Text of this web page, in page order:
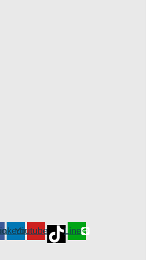
Youtube Line